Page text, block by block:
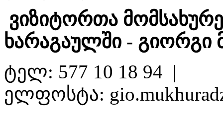
ვიზიტორთა
ხარაგაულში - გიორგი
ტელ: 577 10 18 94 |
ელფოსტა: